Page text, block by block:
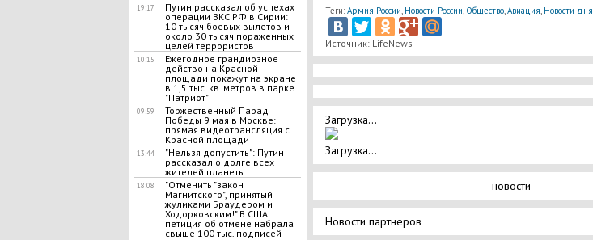
19:17
Путин рассказал об успехах
операции ВКС РФ в Сирии:
10 тысяч боевых вылетов и
около 30 тысяч пораженных
целей террористов
10:15
Ежегодное грандиозное
действо на Красной
площади покажут на экране
в 1,5 тыс. кв. метров в парке
"Патриот"
09:59
Торжественный Парад
Победы 9 мая в Москве:
прямая видеотрансляция с
Красной площади
13:44
"Нельзя допустить": Путин
рассказал о долге всех
жителей планеты
18:08
"Отменить "закон
Магнитского", принятый
жуликами Браудером и
Ходорковским!" В США
петиция об отмене набрала
свыше 100 тыс. подписей
Теги: Армия России Новости России Общество, Авиация Новости дня
Источник: LifeNews
Загрузка...
Загрузка...
новости
Новости партнеров